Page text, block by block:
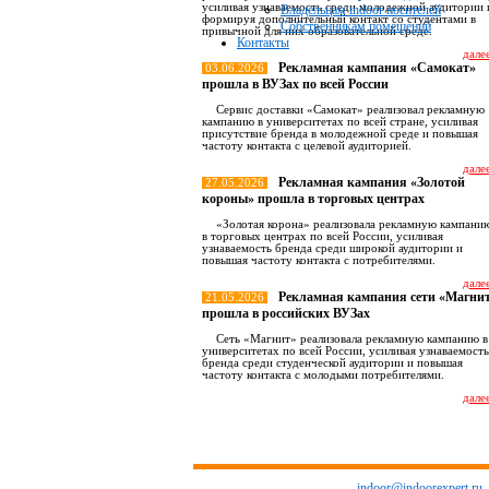
Владельцам indoor носителей
Собственникам помещений
Контакты
усиливая узнаваемость среди молодежной аудитории
формируя дополнительный контакт со студентами в
привычной для них образовательной среде.
03.06.2026
Рекламная кампания «Самокат»
прошла в ВУЗах по всей России
Сервис доставки «Самокат» реализовал рекламную
кампанию в университетах по всей стране, усиливая
присутствие бренда в молодежной среде и повышая
частоту контакта с целевой аудиторией.
27.05.2026
Рекламная кампания «Золотой
короны» прошла в торговых центрах
«Золотая корона» реализовала рекламную
в торговых центрах по всей России, усиливая
узнаваемость бренда среди широкой аудитории и
повышая частоту контакта с потребителями.
21.05.2026
Рекламная кампания сети
прошла в российских ВУЗах
Сеть «Магнит» реализовала рекламную кампанию в
университетах по всей России, усиливая узнаваемость
бренда среди студенческой аудитории и повышая
частоту контакта с молодыми потребителями.